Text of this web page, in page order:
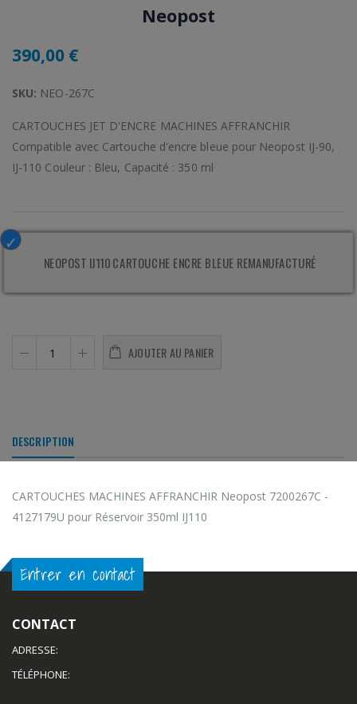
Neopost
390,00 €
SKU: NEO-267C
CARTOUCHES JET D'ENCRE MACHINES AFFRANCHIR
Compatible avec Cartouche d'encre bleue pour Neopost IJ-90,
IJ-110 Couleur : Bleu, Capacité : 350 ml
NEOPOST IJ110 CARTOUCHE ENCRE BLEUE REMANUFACTURÉ
AJOUTER AU PANIER
DESCRIPTION
CARTOUCHES MACHINES AFFRANCHIR Neopost 7200267C -
4127179U pour Réservoir 350ml IJ110
Entrer en contact
CONTACT
ADRESSE:
TÉLÉPHONE: